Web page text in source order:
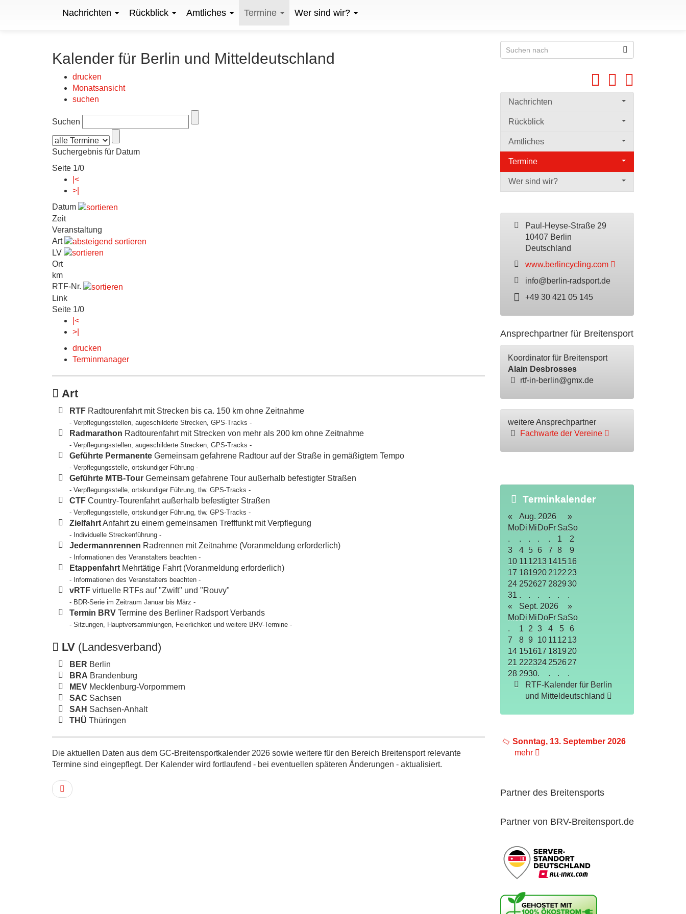
Nachrichten Rückblick Amtliches Termine Wer sind wir?
Kalender für Berlin und Mitteldeutschland
drucken
Monatsansicht
suchen
Suchen
Suchergebnis für Datum
Seite 1/0
|<
>|
Datum
Zeit
Veranstaltung
Art
LV
Ort
km
RTF-Nr.
Link
Seite 1/0
|<
>|
drucken
Terminmanager
Art
RTF Radtourenfahrt mit Strecken bis ca. 150 km ohne Zeitnahme
- Verpflegungsstellen, augeschilderte Strecken, GPS-Tracks -
Radmarathon Radtourenfahrt mit Strecken von mehr als 200 km ohne Zeitnahme
- Verpflegungsstellen, augeschilderte Strecken, GPS-Tracks -
Geführte Permanente Gemeinsam gefahrene Radtour auf der Straße in gemäßigtem Tempo
- Verpflegungsstelle, ortskundiger Führung -
Geführte MTB-Tour Gemeinsam gefahrene Tour außerhalb befestigter Straßen
- Verpflegungsstelle, ortskundiger Führung, tlw. GPS-Tracks -
CTF Country-Tourenfahrt außerhalb befestigter Straßen
- Verpflegungsstelle, ortskundiger Führung, tlw. GPS-Tracks -
ZielfahrtAnfahrt zu einem gemeinsamen Trefffunkt mit Verpflegung
- Individuelle Streckenführung -
Jedermannrennen Radrennen mit Zeitnahme (Voranmeldung erforderlich)
- Informationen des Veranstalters beachten -
Etappenfahrt Mehrtätige Fahrt (Voranmeldung erforderlich)
- Informationen des Veranstalters beachten -
vRTF virtuelle RTFs auf "Zwift" und "Rouvy"
- BDR-Serie im Zeitraum Januar bis März -
Termin BRV Termine des Berliner Radsport Verbands
- Sitzungen, Hauptversammlungen, Feierlichkeit und weitere BRV-Termine -
LV (Landesverband)
BER Berlin
BRA Brandenburg
MEV Mecklenburg-Vorpommern
SAC Sachsen
SAH Sachsen-Anhalt
THÜ Thüringen
Die aktuellen Daten aus dem GC-Breitensportkalender 2026 sowie weitere für den Bereich Breitensport relevante
Termine sind eingepflegt. Der Kalender wird fortlaufend - bei eventuellen späteren Änderungen - aktualisiert.
Nachrichten
Rückblick
Amtliches
Termine
Wer sind wir?
Paul-Heyse-Straße 29
10407 Berlin
Deutschland
www.berlincycling.com
info@berlin-radsport.de
+49 30 421 05 145
Ansprechpartner für Breitensport
Koordinator für Breitensport
Alain Desbrosses
rtf-in-berlin@gmx.de
weitere Ansprechpartner
Fachwarte der Vereine
Terminkalender
« Aug. 2026
»
MoDi Mi DoFr SaSo
.
. . . . 1
2
3
4 5 6 7 8
9
10 111213 1415 16
17 181920 2122 23
24 252627 282930
31 . . . . .
.
«
Sept. 2026
»
MoDi Mi DoFr SaSo
.
1 2 3 4 5
6
7
8 9 10 1112 13
14 151617 1819 20
21 222324 2526 27
28 2930. . .
.
RTF-Kalender für Berlin
und Mitteldeutschland
Sonntag, 13. September 2026
mehr
Partner des Breitensports
Partner von BRV-Breitensport.de